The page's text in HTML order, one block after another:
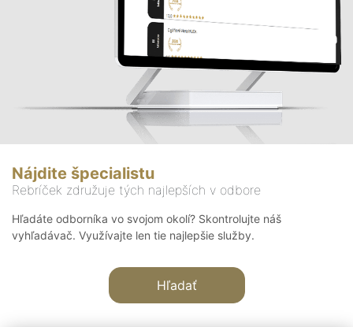
Nájdite špecialistu
Rebríček združuje tých najlepších v odbore
Hľadáte odborníka vo svojom okolí? Skontrolujte náš
vyhľadávač. Využívajte len tie najlepšie služby.
Hľadať